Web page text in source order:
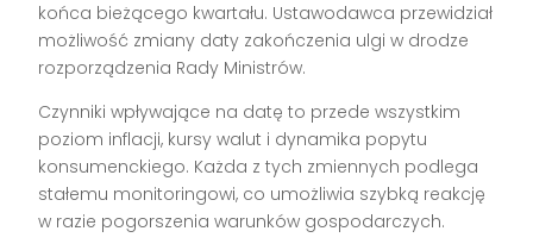
końca bieżącego kwartału. Ustawodawca przewidział
możliwość zmiany daty zakończenia ulgi w drodze
rozporządzenia Rady Ministrów.
Czynniki wpływające na datę to przede wszystkim
poziom inflacji, kursy walut i dynamika popytu
konsumenckiego. Każda z tych zmiennych podlega
stałemu monitoringowi, co umożliwia szybką reakcję
w razie pogorszenia warunków gospodarczych.